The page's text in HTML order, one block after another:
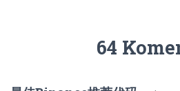
64